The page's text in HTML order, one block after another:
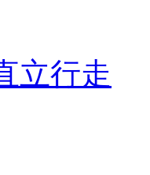
立行走